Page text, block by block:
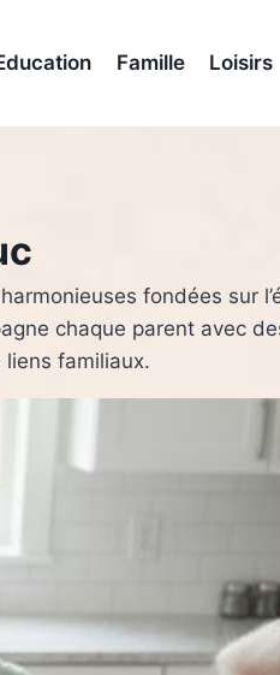
Famille Loisirs
fondées sur
chaque parent avec
familiaux.